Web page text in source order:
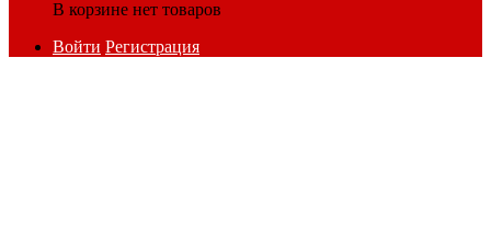
В корзине нет товаров
Войти Регистрация